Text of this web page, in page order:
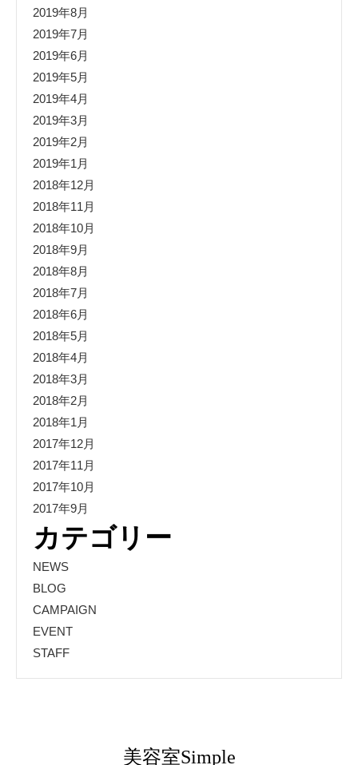
2019年8月
2019年7月
2019年6月
2019年5月
2019年4月
2019年3月
2019年2月
2019年1月
2018年12月
2018年11月
2018年10月
2018年9月
2018年8月
2018年7月
2018年6月
2018年5月
2018年4月
2018年3月
2018年2月
2018年1月
2017年12月
2017年11月
2017年10月
2017年9月
カテゴリー
NEWS
BLOG
CAMPAIGN
EVENT
STAFF
美容室Simple